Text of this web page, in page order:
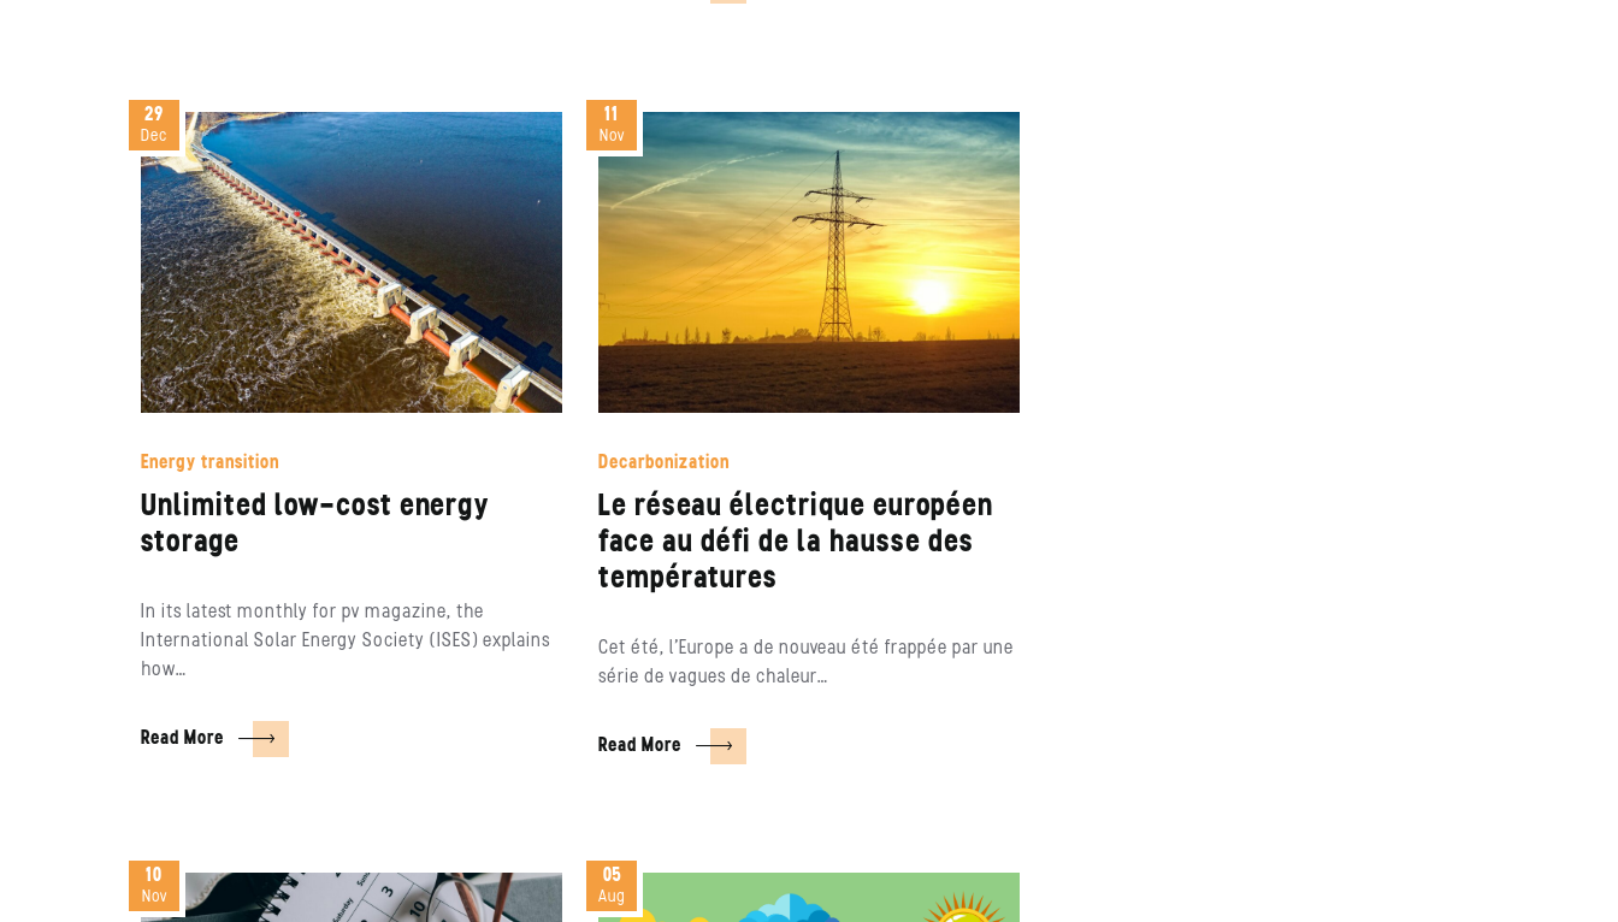
29
Dec
Energy transition
Unlimited low-cost energy
storage
In its latest monthly for pv magazine, the
International Solar Energy Society (ISES) explains
how…
Read More
11
Nov
Decarbonization
Le réseau électrique européen
face au défi de la hausse des
températures
Cet été, l’Europe a de nouveau été frappée par une
série de vagues de chaleur…
Read More
10
Nov
05
Aug